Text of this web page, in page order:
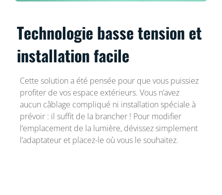
Technologie basse tension et
installation facile
Cette solution a été pensée pour que vous puissiez
profiter de vos espace extérieurs. Vous n’avez
aucun câblage compliqué ni installation spéciale à
prévoir : il suffit de la brancher ! Pour modifier
l’emplacement de la lumière, dévissez simplement
l’adaptateur et placez-le où vous le souhaitez.